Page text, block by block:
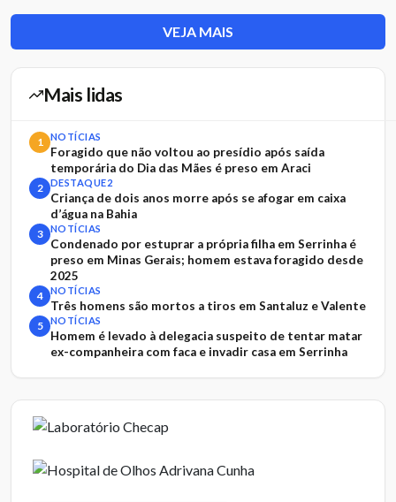
VEJA MAIS
Mais lidas
1 NOTÍCIAS
Foragido que não voltou ao presídio após saída
temporária do Dia das Mães é preso em Araci
2 DESTAQUE2
Criança de dois anos morre após se afogar em caixa
d’água na Bahia
3 NOTÍCIAS
Condenado por estuprar a própria filha em Serrinha é
preso em Minas Gerais; homem estava foragido desde
2025
4 NOTÍCIAS
Três homens são mortos a tiros em Santaluz e Valente
5 NOTÍCIAS
Homem é levado à delegacia suspeito de tentar matar
ex-companheira com faca e invadir casa em Serrinha